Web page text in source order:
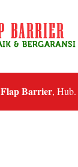
Flap Barrier, Hub.